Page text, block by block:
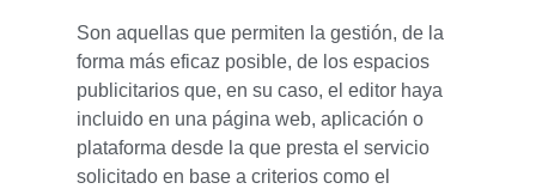
Son aquellas que permiten la gestión, de la
forma más eficaz posible, de los espacios
publicitarios que, en su caso, el editor haya
incluido en una página web, aplicación o
plataforma desde la que presta el servicio
solicitado en base a criterios como el